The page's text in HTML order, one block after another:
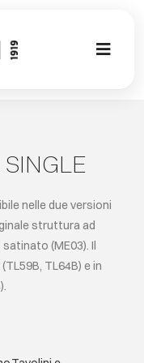
Toggle
CLASSIC
PROJECT
ABOUT
nelle due versioni
struttura ad
(ME03). Il
TL64B) e in